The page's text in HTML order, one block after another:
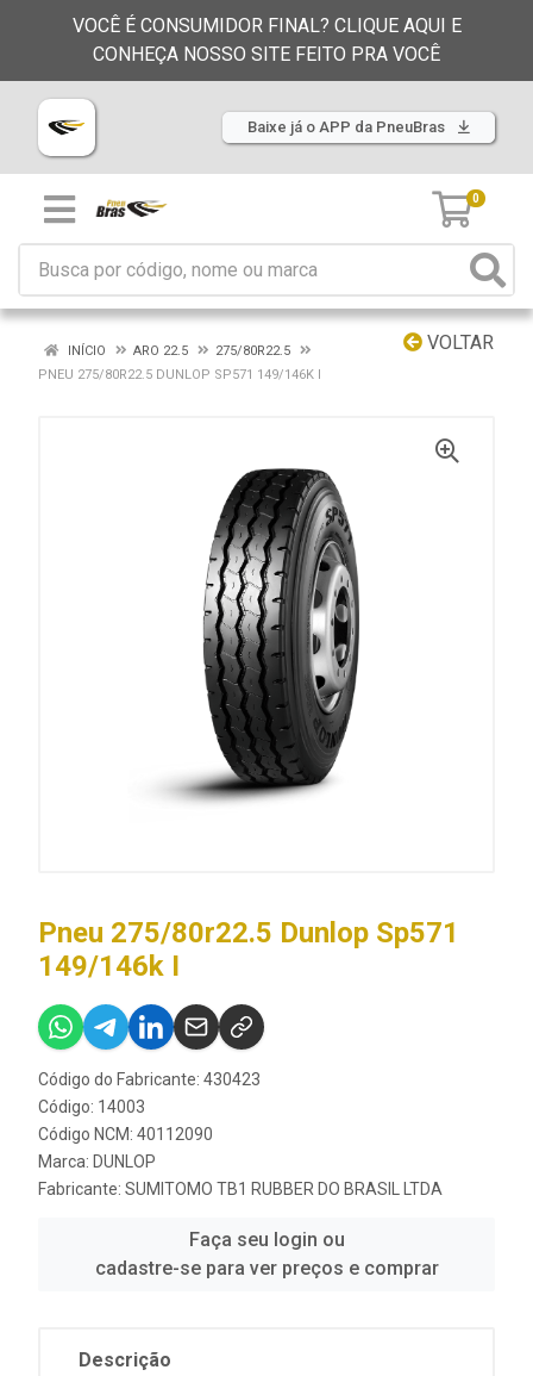
VOCÊ É CONSUMIDOR FINAL? CLIQUE AQUI E
CONHEÇA NOSSO SITE FEITO PRA VOCÊ
Baixe já o APP da PneuBras
0
VOLTAR
INÍCIO ARO 22.5
275/80R22.5
PNEU 275/80R22.5 DUNLOP SP571 149/146K I
Pneu 275/80r22.5 Dunlop Sp571
149/146k I
Código do Fabricante: 430423
Código: 14003
Código NCM: 40112090
Marca: DUNLOP
Fabricante: SUMITOMO TB1 RUBBER DO BRASIL LTDA
Faça seu login ou
cadastre-se para ver preços e comprar
Descrição